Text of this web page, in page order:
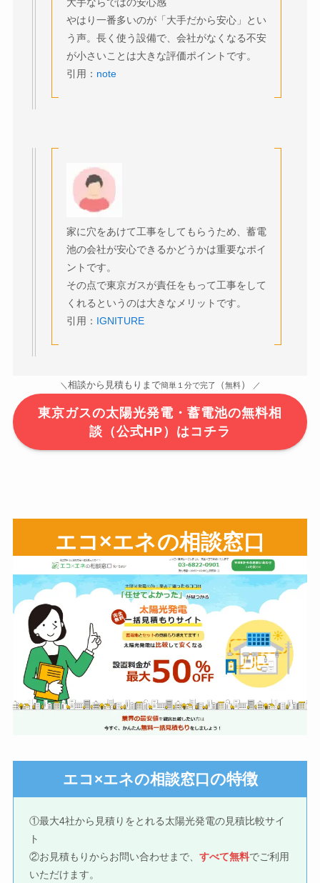
やはり一番多いのが「大手だから安心」とい
う声。長く使う設備で、会社がなくなる不安
が小さいことは大きな評価ポイントです。
引用： note
家に穴をあけて工事をしてもらうため、蓄電
池の会社が安心できるかどうかは重要なポイ
ントです。
その点で東京ガスが責任をもって工事をして
くれるというのは大きなメリットです。
引用： IGNITURE
＼ 相談から見積もりまで簡単１分で完了 （無料） ／
東京ガスの太陽光発電・蓄電池の無料相
談（公式HP）はコチラ
エコ×エネの相談窓口
エコ×エネの相談窓口の特徴
①最大4社から見積りをとれる太陽光発電の見積比較サイ
ト
②お見積もりからお問い合わせまで、すべて無料でご利用
いただけます。